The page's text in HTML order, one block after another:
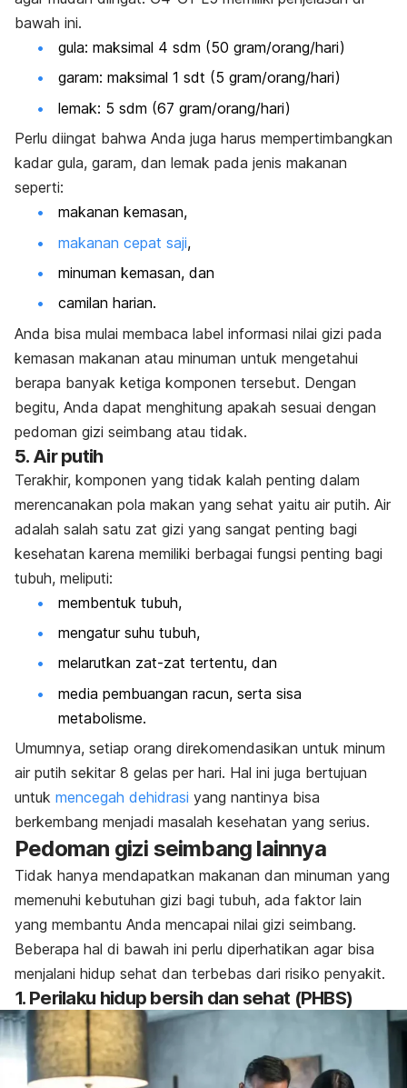
bawah ini.
gula: maksimal 4 sdm (50 gram/orang/hari)
garam: maksimal 1 sdt (5 gram/orang/hari)
lemak: 5 sdm (67 gram/orang/hari)
Perlu diingat bahwa Anda juga harus mempertimbangkan
kadar gula, garam, dan lemak pada jenis makanan
seperti:
makanan kemasan,
makanan cepat saji,
minuman kemasan, dan
camilan harian.
Anda bisa mulai membaca label informasi nilai gizi pada
kemasan makanan atau minuman untuk mengetahui
berapa banyak ketiga komponen tersebut. Dengan
begitu, Anda dapat menghitung apakah sesuai dengan
pedoman gizi seimbang atau tidak.
5. Air putih
Terakhir, komponen yang tidak kalah penting dalam
merencanakan pola makan yang sehat yaitu air putih. Air
adalah salah satu zat gizi yang sangat penting bagi
kesehatan karena memiliki berbagai fungsi penting bagi
tubuh, meliputi:
membentuk tubuh,
mengatur suhu tubuh,
melarutkan zat-zat tertentu, dan
media pembuangan racun, serta sisa
metabolisme.
Umumnya, setiap orang direkomendasikan untuk minum
air putih sekitar 8 gelas per hari. Hal ini juga bertujuan
untuk mencegah dehidrasi yang nantinya bisa
berkembang menjadi masalah kesehatan yang serius.
Pedoman gizi seimbang lainnya
Tidak hanya mendapatkan makanan dan minuman yang
memenuhi kebutuhan gizi bagi tubuh, ada faktor lain
yang membantu Anda mencapai nilai gizi seimbang.
Beberapa hal di bawah ini perlu diperhatikan agar bisa
menjalani hidup sehat dan terbebas dari risiko penyakit.
1. Perilaku hidup bersih dan sehat (PHBS)